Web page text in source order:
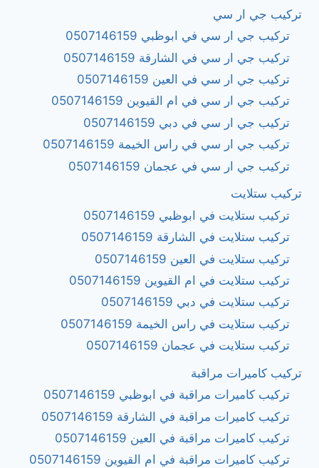
تركيب جي ار سي
تركيب جي ار سي في ابوظبي 0507146159
تركيب جي ار سي في الشارقة 0507146159
تركيب جي ار سي في العين 0507146159
تركيب جي ار سي في ام القيوين 0507146159
تركيب جي ار سي في دبي 0507146159
تركيب جي ار سي في راس الخيمة 0507146159
تركيب جي ار سي في عجمان 0507146159
تركيب ستلايت
تركيب ستلايت في ابوظبي 0507146159
تركيب ستلايت في الشارقة 0507146159
تركيب ستلايت في العين 0507146159
تركيب ستلايت في ام القيوين 0507146159
تركيب ستلايت في دبي 0507146159
تركيب ستلايت في راس الخيمة 0507146159
تركيب ستلايت في عجمان 0507146159
تركيب كاميرات مراقبة
تركيب كاميرات مراقبة في ابوظبي 0507146159
تركيب كاميرات مراقبة في الشارقة 0507146159
تركيب كاميرات مراقبة في العين 0507146159
تركيب كاميرات مراقبة في ام القيوين 0507146159